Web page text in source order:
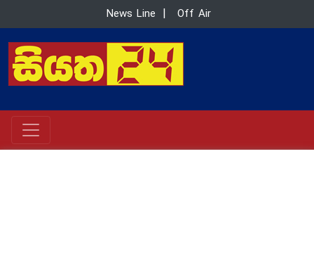
News Line Off Air